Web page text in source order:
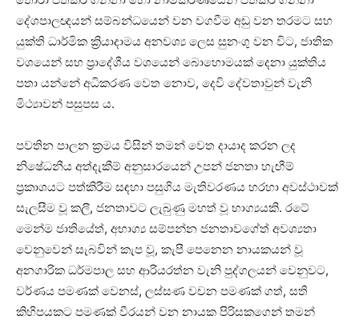
දේශපාලඥයන් සම්බන්ධයෙන් වන වගවීම අඩු වන තරමට සහ
යුක්ති ධාර්මික ක්‍රියාදාමය අනවශ්‍ය ලෙස සුනංගු වන විට, ජාතික
වශයෙන් සහ ප්‍රාදේශීය වශයෙන් බොහොමයක් දෙනා යුක්තිය
පතා යන්නේ අධිකරණ වෙත නොව, දෙවි දේවතාවුන් වැනි
මිථ්‍යාවන් පසුපස ය.
පවතින පාලන ක්‍රමය විසින් තමන් වෙත දායාද කරන ලද
නිෂේධනීය අත්දැකීම් අනුසාරයෙන් උපන් ජනතා හැඟීම්
ප්‍රකාශයට පත්කිරීම සඳහා පසුගිය මැතිවරණය හරහා අවස්ථාවක්
සැලසීම වූ කලී, ජනතාවට ලැබුණු මහත් වූ භාග්‍යයකි. රටේ
මෙන්ම ජාතියේත්, අභාග්‍ය සම්පන්න ජනතාවගේත් අවශ්‍යතා
වෙනුවෙන් සැබවින් කැප වූ, කැපී පෙනෙන නායකයන් වූ
අනගාරික ධර්මපාල සහ ආරියරත්න වැනි පුද්ගලයන් වෙනුවට,
වර්ණය පමණක් වෙනස්, ලස්සණ වචන පමණක් ගත්, සති
කිහිපයකට පමණක් වීරයන් වන නායක පිරිසකගෙන් තමන්